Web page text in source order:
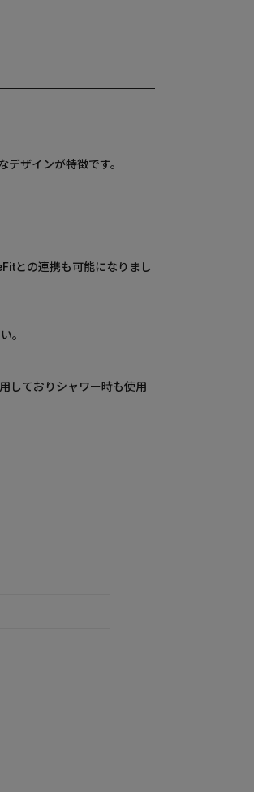
ザインが特徴です。
との連携も可能になりまし
。
しておりシャワー時も使用